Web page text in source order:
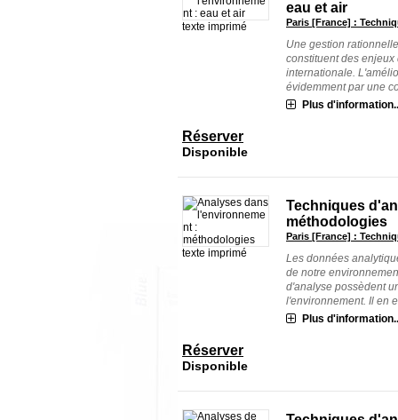
texte imprimé
eau et air
Paris [France] :
Une gestion
constituent des
internationale.
évidemment par une
Plus
Réserver
Disponible
texte imprimé
Techniques
méthodologies
Paris [France] :
Les données
de notre
d'analyse possèdent
l'environnement. Il en
Plus
Réserver
Disponible